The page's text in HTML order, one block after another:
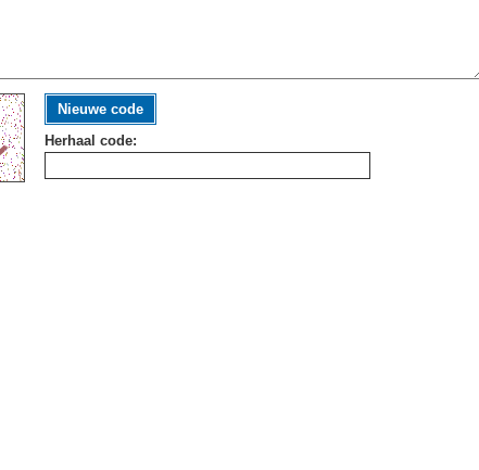
Nieuwe code
Herhaal code: